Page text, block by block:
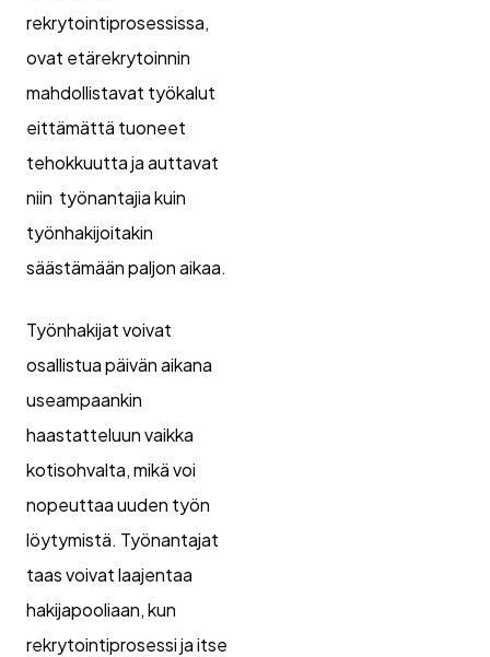
rekrytointiprosessissa,
ovat etärekrytoinnin
mahdollistavat työkalut
eittämättä tuoneet
tehokkuutta ja auttavat
niin työnantajia kuin
työnhakijoitakin
säästämään paljon aikaa.
Työnhakijat voivat
osallistua päivän aikana
useampaankin
haastatteluun vaikka
kotisohvalta, mikä voi
nopeuttaa uuden työn
löytymistä. Työnantajat
taas voivat laajentaa
hakijapooliaan, kun
rekrytointiprosessi ja itse